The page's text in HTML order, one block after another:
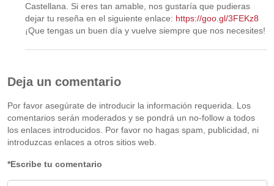
Castellana. Si eres tan amable, nos gustaría que pudieras
dejar tu reseña en el siguiente enlace: https://goo.gl/3FEKz8
¡Que tengas un buen día y vuelve siempre que nos necesites!
Deja un comentario
Por favor asegúrate de introducir la información requerida. Los
comentarios serán moderados y se pondrá un no-follow a todos
los enlaces introducidos. Por favor no hagas spam, publicidad, ni
introduzcas enlaces a otros sitios web.
*Escribe tu comentario